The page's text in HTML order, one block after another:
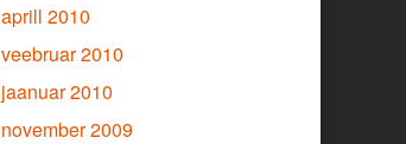
aprill 2010
veebruar 2010
jaanuar 2010
november 2009